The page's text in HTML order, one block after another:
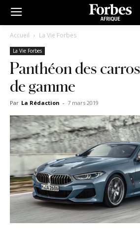
Accueil La Vie Forbes
La Vie Forbes
Panthéon des
de gamme
Par La Rédaction - 7 mars 2019